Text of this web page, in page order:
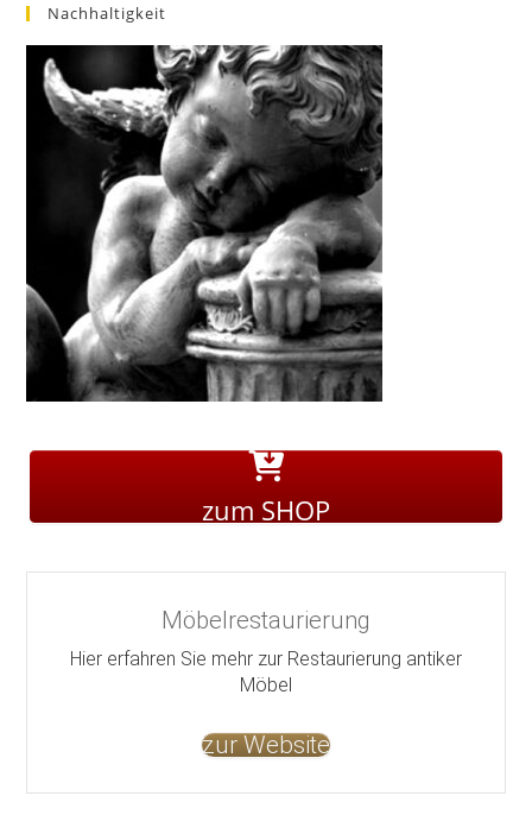
Nachhaltigkeit
zum SHOP
Möbelrestaurierung
Hier erfahren Sie mehr zur Restaurierung antiker
Möbel
zur Website